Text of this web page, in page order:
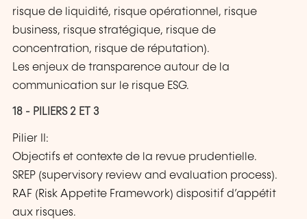
risque de liquidité, risque opérationnel, risque
business, risque stratégique, risque de
concentration, risque de réputation).
Les enjeux de transparence autour de la
communication sur le risque ESG.
18 - PILIERS 2 ET 3
Pilier II:
Objectifs et contexte de la revue prudentielle.
SREP (supervisory review and evaluation process).
RAF (Risk Appetite Framework) dispositif d’appétit
aux risques.